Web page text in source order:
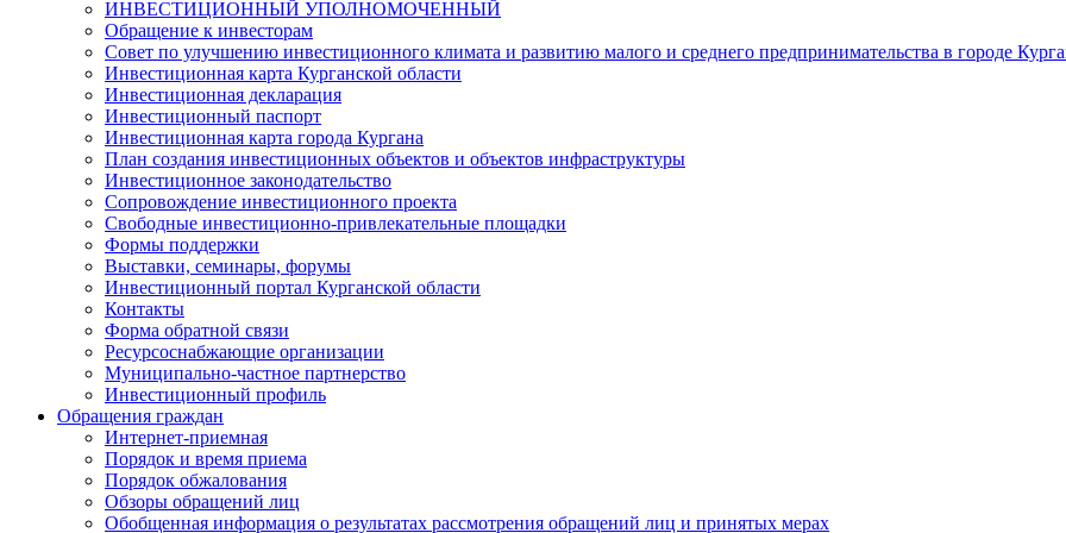
ИНВЕСТИЦИОННЫЙ УПОЛНОМОЧЕННЫЙ
Обращение к инвесторам
Совет по улучшению инвестиционного климата и развитию малого и среднего предпринимательства в городе
Инвестиционная карта Курганской области
Инвестиционная декларация
Инвестиционный паспорт
Инвестиционная карта города Кургана
План создания инвестиционных объектов и объектов инфраструктуры
Инвестиционное законодательство
Сопровождение инвестиционного проекта
Свободные инвестиционно-привлекательные площадки
Формы поддержки
Выставки, семинары, форумы
Инвестиционный портал Курганской области
Контакты
Форма обратной связи
Ресурсоснабжающие организации
Муниципально-частное партнерство
Инвестиционный профиль
Обращения граждан
Интернет-приемная
Порядок и время приема
Порядок обжалования
Обзоры обращений лиц
Обобщенная информация о результатах рассмотрения обращений лиц и принятых мерах